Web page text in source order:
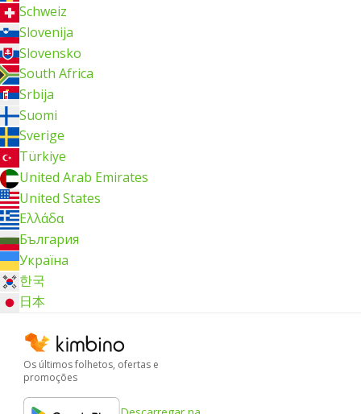
Schweiz
Slovenija
Slovensko
South Africa
Srbija
Suomi
Sverige
Türkiye
United Arab Emirates
United States
Ελλάδα
България
Україна
한국
日本
Os últimos folhetos, ofertas e
promoções